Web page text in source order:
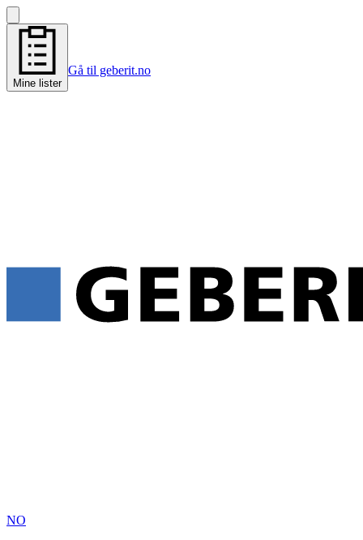
Mine lister
Gå til geberit.no
NO